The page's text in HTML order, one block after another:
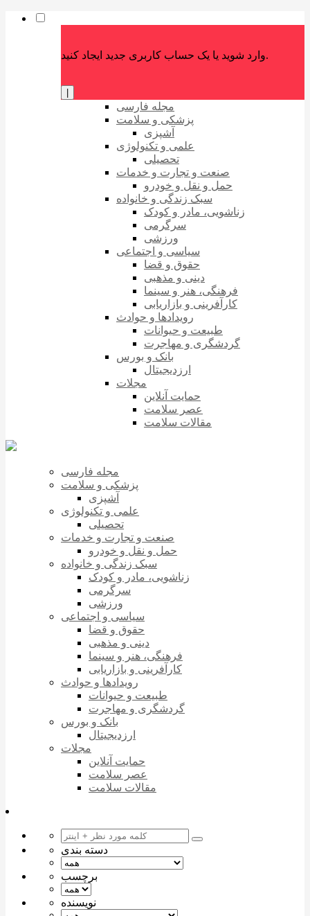
وارد شوید یا یک حساب کاربری جدید ایجاد کنید.
مجله فارسی
پزشکی و سلامت
آشپزی
علمی و تکنولوژی
تحصیلی
صنعت و تجارت و خدمات
حمل و نقل و خودرو
سبک زندگی و خانواده
زناشویی، مادر و کودک
سرگرمی
ورزشی
سیاسی و اجتماعی
حقوق و قضا
دینی و مذهبی
فرهنگی، هنر و سینما
کارآفرینی و بازاریابی
رویدادها و حوادث
طبیعت و حیوانات
گردشگری و مهاجرت
بانک و بورس
ارزدیجیتال
مجلات
حمایت آنلاین
عصر سلامت
مقالات سلامت
مجله فارسی
پزشکی و سلامت
آشپزی
علمی و تکنولوژی
تحصیلی
صنعت و تجارت و خدمات
حمل و نقل و خودرو
سبک زندگی و خانواده
زناشویی، مادر و کودک
سرگرمی
ورزشی
سیاسی و اجتماعی
حقوق و قضا
دینی و مذهبی
فرهنگی، هنر و سینما
کارآفرینی و بازاریابی
رویدادها و حوادث
طبیعت و حیوانات
گردشگری و مهاجرت
بانک و بورس
ارزدیجیتال
مجلات
حمایت آنلاین
عصر سلامت
مقالات سلامت
دسته بندی
برچسب
نویسنده